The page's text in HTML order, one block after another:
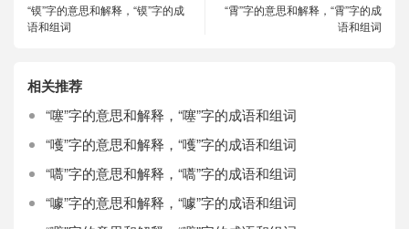
“镆”字的意思和解释，“镆”字的成
语和组词
“霄”字的意思和解释，“霄”字的成
语和组词
相关推荐
“噻”字的意思和解释，“噻”字的成语和组词
“嚄”字的意思和解释，“嚄”字的成语和组词
“嚆”字的意思和解释，“嚆”字的成语和组词
“噱”字的意思和解释，“噱”字的成语和组词